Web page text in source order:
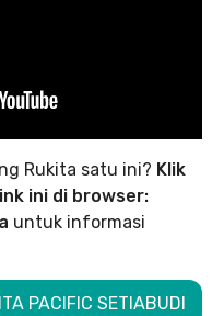
Rukita satu ini? Klik
ini di browser:
untuk informasi
PACIFIC SETIABUDI